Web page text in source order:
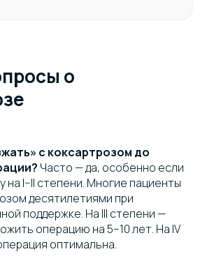
о
с коксартрозом до
Часто — да, особенно если
на I–II степени. Многие пациенты
десятилетиями при
поддержке. На III степени —
операцию на 5–10 лет. На IV
оптимальна.